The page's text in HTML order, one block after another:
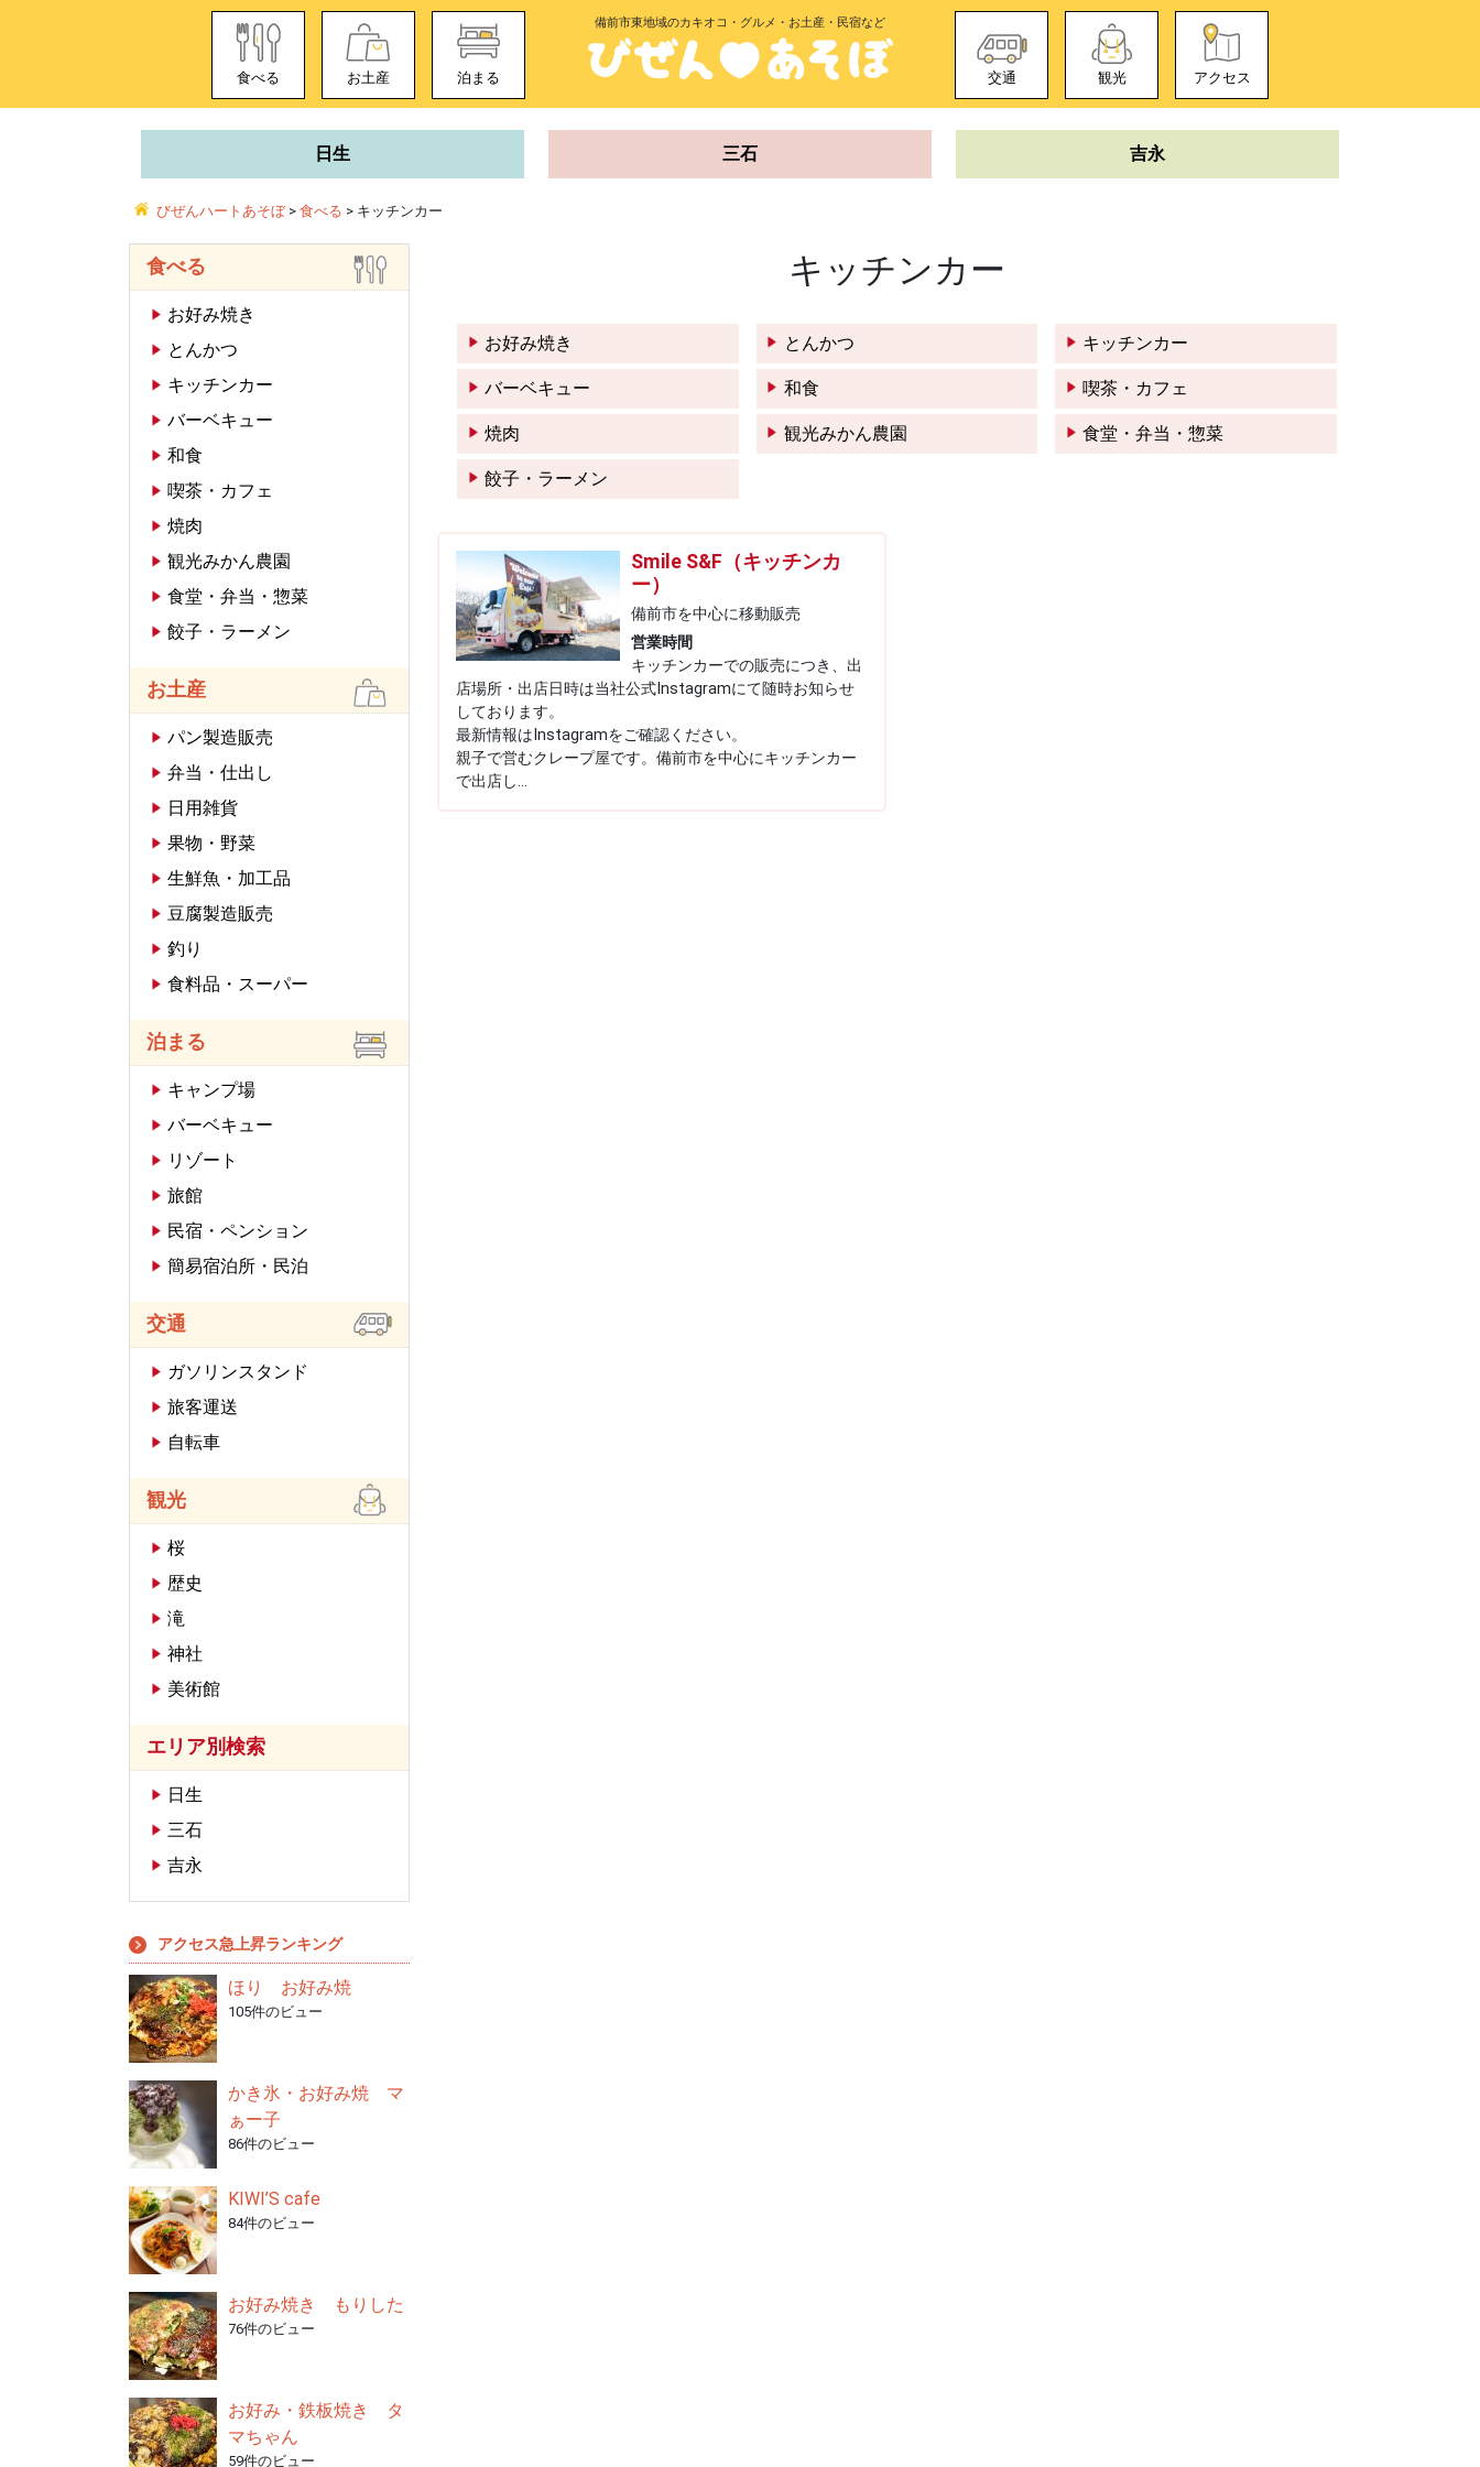
備前市東地域のカキオコ・グルメ・お土産・民宿など
食べる お土産 泊まる 交通 観光 アクセス
日生 三石 吉永
びぜんハートあそぼ> 食べる > キッチンカー
キッチンカー
お好み焼き とんかつ キッチンカー
バーベキュー 和食 喫茶・カフェ
焼肉 観光みかん農園 食堂・弁当・惣菜
餃子・ラーメン
Smile S&F（キッチンカ
ー）
備前市を中心に移動販売
営業時間
キッチンカーでの販売につき、出
店場所・出店日時は当社公式Instagramにて随時お知らせ
しております。
最新情報はInstagramをご確認ください。
親子で営むクレープ屋です。備前市を中心にキッチンカー
で出店し...
食べる
お好み焼き
とんかつ
キッチンカー
バーベキュー
和食
喫茶・カフェ
焼肉
観光みかん農園
食堂・弁当・惣菜
餃子・ラーメン
お土産
パン製造販売
弁当・仕出し
日用雑貨
果物・野菜
生鮮魚・加工品
豆腐製造販売
釣り
食料品・スーパー
泊まる
キャンプ場
バーベキュー
リゾート
旅館
民宿・ペンション
簡易宿泊所・民泊
交通
ガソリンスタンド
旅客運送
自転車
観光
桜
歴史
滝
神社
美術館
エリア別検索
日生
三石
吉永
アクセス急上昇ランキング
ほり お好み焼
105件のビュー
かき氷・お好み焼 マ
ぁー子
86件のビュー
KIWI’S cafe
84件のビュー
お好み焼き もりした
76件のビュー
お好み・鉄板焼き タ
マちゃん
59件のビュー